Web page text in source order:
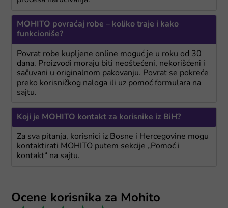
MOHITO povraćaj robe – koliko traje i kako
funkcioniše?
Povrat robe kupljene online moguć je u roku od 30
dana. Proizvodi moraju biti neoštećeni, nekorišćeni i
sačuvani u originalnom pakovanju. Povrat se pokreće
preko korisničkog naloga ili uz pomoć formulara na
sajtu.
Koji je MOHITO kontakt za korisnike iz BiH?
Za sva pitanja, korisnici iz Bosne i Hercegovine mogu
kontaktirati MOHITO putem sekcije „Pomoć i
kontakt“ na sajtu.
Ocene korisnika za Mohito